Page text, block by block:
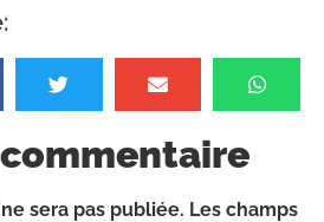
sera pas publiée. Les champs